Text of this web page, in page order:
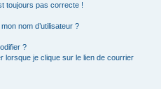
toujours pas correcte !
nom d’utilisateur ?
?
lorsque je clique sur le lien de courrier